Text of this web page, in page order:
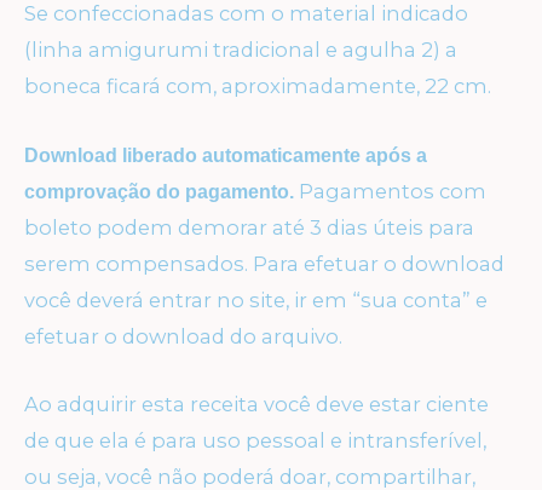
Se confeccionadas com o material indicado
(linha amigurumi tradicional e agulha 2) a
boneca ficará com, aproximadamente, 22 cm.
Download liberado automaticamente após a
comprovação do pagamento.
Pagamentos com
boleto podem demorar até 3 dias úteis para
serem compensados. Para efetuar o download
você deverá entrar no site, ir em “sua conta” e
efetuar o download do arquivo.
Ao adquirir esta receita você deve estar ciente
de que ela é para uso pessoal e intransferível,
ou seja, você não poderá doar, compartilhar,